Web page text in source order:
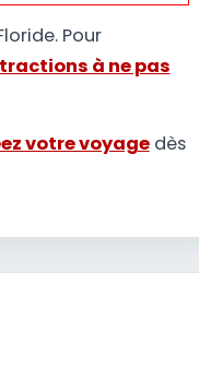
Pour
à ne pas
votre voyagedès